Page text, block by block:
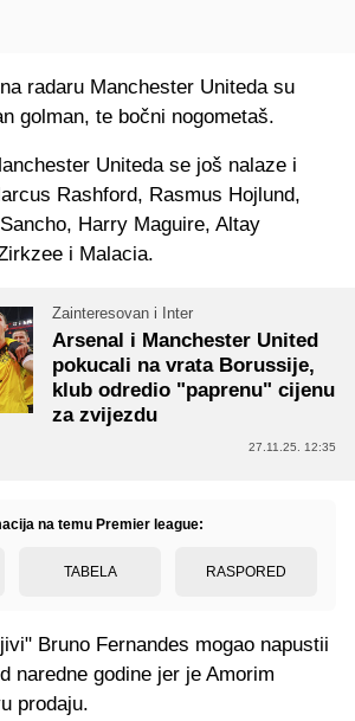
radaru Manchester Uniteda su
golman, te bočni nogometaš.
Uniteda se još nalaze i
Rashford, Rasmus Hojlund,
Harry Maguire, Altay
i Malacia.
Zainteresovan i Inter
Arsenal i Manchester United
pokucali na vrata Borussije,
klub odredio "paprenu" cijenu
za zvijezdu
27.11.25. 12:35
na temu Premier league:
TABELA RASPORED
Bruno Fernandes mogao napustii
naredne godine jer je Amorim
prodaju.